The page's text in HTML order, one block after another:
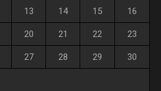
13 14 15 16
20 21 22 23
27 28 29 30